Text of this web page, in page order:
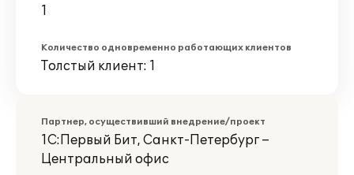
1
Количество одновременно работающих клиентов
Толстый клиент: 1
Партнер, осуществивший внедрение/проект
1С:Первый Бит, Санкт-Петербург –
Центральный офис